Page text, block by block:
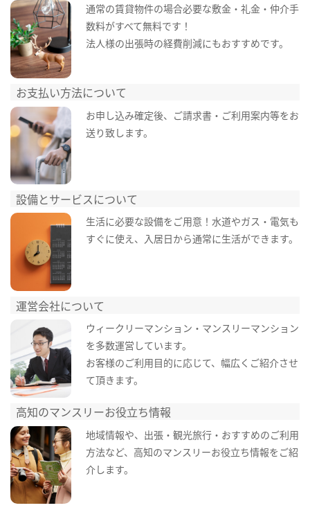
通常の賃貸物件の場合必要な敷金・礼金・仲介手
数料がすべて無料です！
法人様の出張時の経費削減にもおすすめです。
お支払い方法について
お申し込み確定後、ご請求書・ご利用案内等をお
送り致します。
設備とサービスについて
生活に必要な設備をご用意！水道やガス・電気も
すぐに使え、入居日から通常に生活ができます。
運営会社について
ウィークリーマンション・マンスリーマンション
を多数運営しています。
お客様のご利用目的に応じて、幅広くご紹介させ
て頂きます。
高知のマンスリーお役立ち情報
地域情報や、出張・観光旅行・おすすめのご利用
方法など、高知のマンスリーお役立ち情報をご紹
介します。